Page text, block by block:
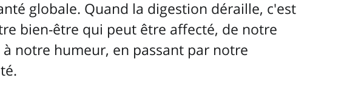
globale. Quand la digestion déraille, c'est
bien-être qui peut être affecté, de notre
à notre humeur, en passant par notre